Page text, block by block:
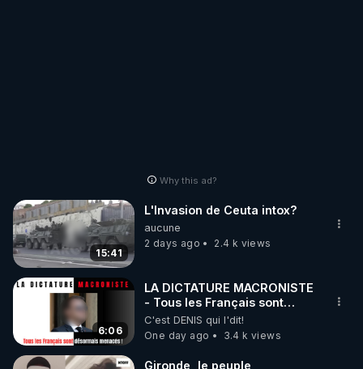
Why this ad?
15:41
L'Invasion de Ceuta intox?
aucune
2 days ago
2.4 k views
6:06
LA DICTATURE MACRONISTE
- Tous les Français sont
désormais menacés !
C'est DENIS qui l'dit!
One day ago
3.4 k views
Gironde, le peuple